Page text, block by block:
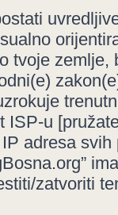
tvoje zemlje,
ISP-u
adresa
zatvoriti